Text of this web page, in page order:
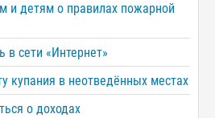
и детям о правилах пожарной
в сети «Интернет»
купания в неотведённых местах
о доходах